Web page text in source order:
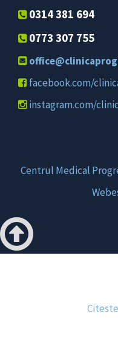
0314 381 694
0773 307 755
facebook.com/
instagram.com/
Centrul Medical